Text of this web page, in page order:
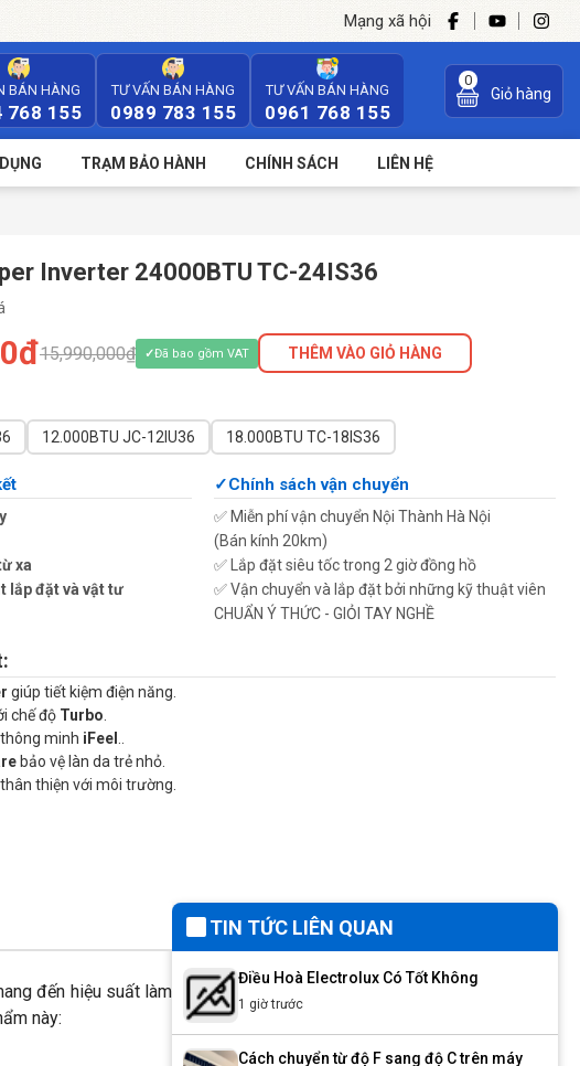
Mạng xã hội
BÁN HÀNG
768 155
TƯ VẤN BÁN HÀNG
0989 783 155
TƯ VẤN BÁN HÀNG
0961 768 155
0
Giỏ hàng
TRẠM BẢO HÀNH CHÍNH SÁCH LIÊN HỆ
Inverter 24000BTU TC-24IS36
15,990,000₫ Đã bao gồm VAT THÊM VÀO GIỎ HÀNG
12.000BTU JC-12IU36 18.000BTU TC-18IS36
xa
lắp đặt và vật tư
Chính sách vận chuyển
✅ Miễn phí vận chuyển Nội Thành Hà Nội
(Bán kính 20km)
✅ Lắp đặt siêu tốc trong 2 giờ đồng hồ
✅ Vận chuyển và lắp đặt bởi những kỹ thuật viên
CHUẨN Ý THỨC - GIỎI TAY NGHỀ
giúp tiết kiệm điện năng.
chế độ Turbo
minh iFeel
bảo vệ làn da trẻ nhỏ.
thiện với môi trường.
đến hiệu suất làm
này:
TIN TỨC LIÊN QUAN
Điều Hoà Electrolux Có Tốt Không
1 giờ trước
Cách chuyển từ độ F sang độ C trên máy